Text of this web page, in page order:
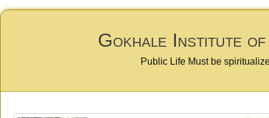
Gokhale Institute
Public Life Must be